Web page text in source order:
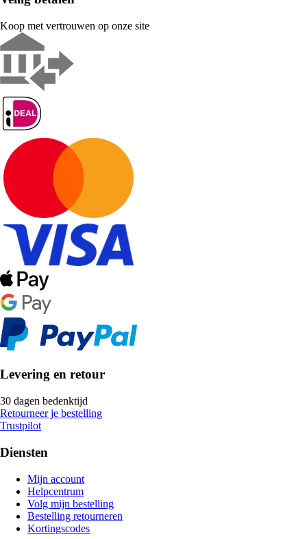
Koop met vertrouwen op onze site
Levering en retour
30 dagen bedenktijd
Retourneer je bestelling
Trustpilot
Diensten
Mijn account
Helpcentrum
Volg mijn bestelling
Bestelling retourneren
Kortingscodes